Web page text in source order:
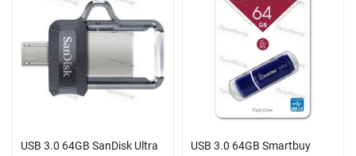
USB 3.0 64GB SanDisk Ultra
USB 3.0 64GB Smartbuy